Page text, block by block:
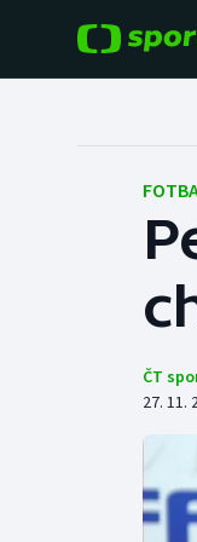
Hokej
Tenis
ČT
27. 11.